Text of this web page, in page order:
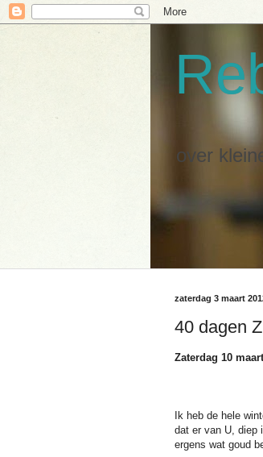
over
zaterdag 3 maart
40 dagen
Zaterdag 10
Ik heb de hele
dat er van U, diep
ergens wat goud